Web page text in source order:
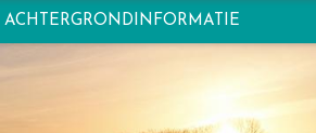
ACHTERGRONDINFORMATIE